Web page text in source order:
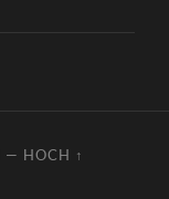
— HOCH ↑